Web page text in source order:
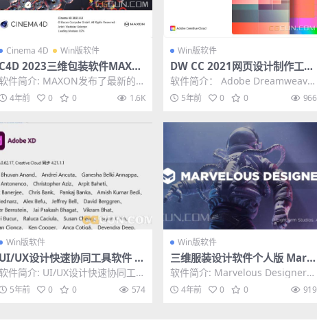
Cinema 4D Win版软件
C4D 2023三维包装软件MAXO
Cinema 4D 2023 Win 中文/
英文破解版
件简介: MAXON发布了最新的C
4D 2023软件，此版本提供了我们
术家最...
4年前 0 0 1.6K
Win版软件
DW CC 2021网页设计制作工具
Adobe Dreamweaver 2021
(21.2.0.15523) ​​​
软件简介： Adobe Dreamweaver
2021中文直装版是优秀的网站设...
5年前 0 0 966
Win版软件
UI/UX设计快速协同工具软件 A
XD 45.0.62
件简介: UI/UX设计快速协同工具
软件 Adobe XD 45.0.62 ​...
5年前 0 0 574
Win版软件
三维服装设计软件个人版 Marv
elous Designer 11 Personal
6.1.601 Win中英文破解版
软件简介: Marvelous Designer是
制作，编辑及重复使用3D服装的...
4年前 0 0 919